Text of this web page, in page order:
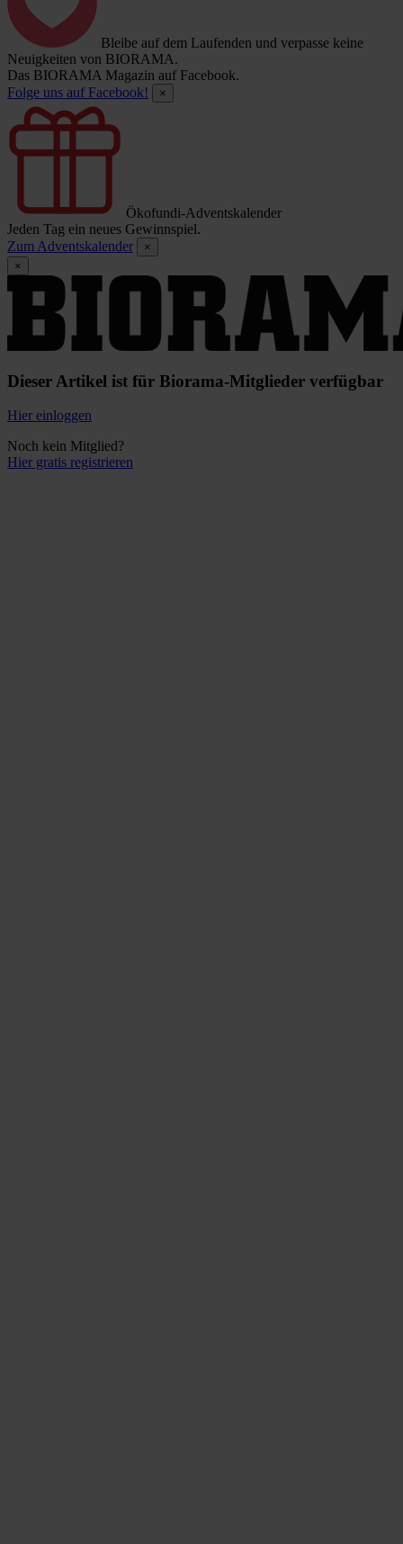
Bleibe auf dem Laufenden und verpasse keine
Neuigkeiten von BIORAMA.
Das BIORAMA Magazin auf Facebook.
Folge uns auf Facebook!
×
Ökofundi-Adventskalender
Jeden Tag ein neues Gewinnspiel.
Zum Adventskalender
×
×
Dieser Artikel ist für Biorama-Mitglieder verfügbar
Hier einloggen
Noch kein Mitglied?
Hier gratis registrieren